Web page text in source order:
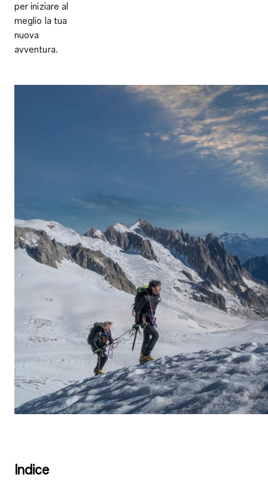
per iniziare al
meglio la tua
nuova
avventura.
Indice